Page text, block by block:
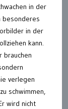
in der
besonderes
in der
kann.
brauchen
verlegen
schwimmen,
wird nicht